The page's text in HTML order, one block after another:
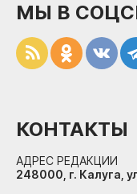
МЫ В
КОНТАКТЫ
АДРЕС РЕДАКЦИИ
248000, г. Калуга,